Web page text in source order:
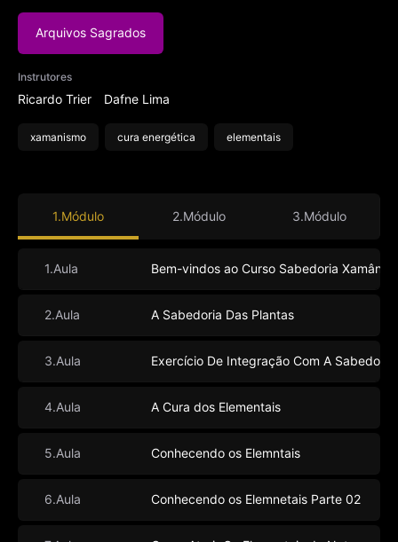
Arquivos Sagrados
Instrutores
Ricardo Trier Dafne Lima
xamanismo cura energética elementais
1.Módulo 2.Módulo 3.Módulo
1.Aula Bem-vindos ao Curso Sabedoria Xamânica
2.Aula A Sabedoria Das Plantas
3.Aula Exercício De Integração Com A
4.Aula A Cura dos Elementais
5.Aula Conhecendo os Elemntais
6.Aula Conhecendo os Elemnetais Parte 02